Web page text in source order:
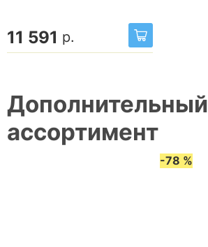
11 591 р.
Дополнительный
ассортимент
-78 %